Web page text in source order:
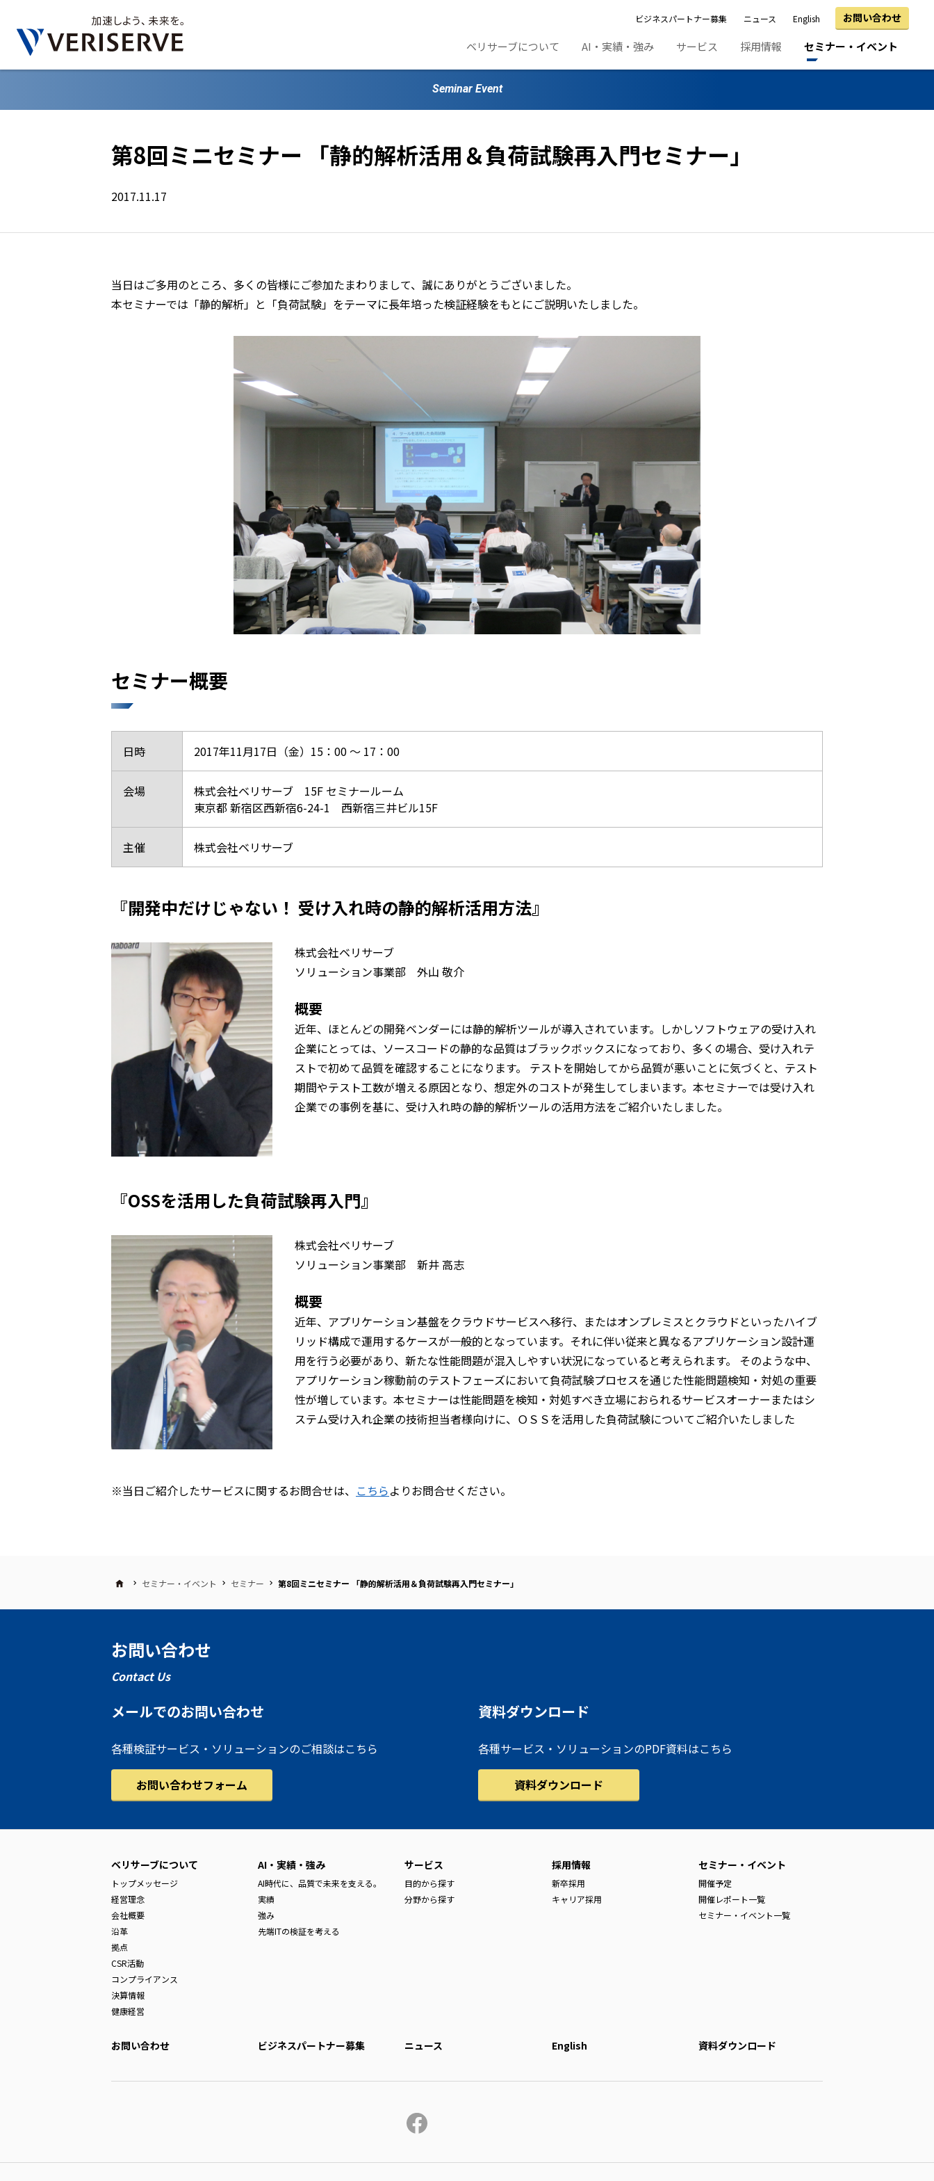
お問い合わせ
ベリサーブについて AI・実績・強み サービス 採用情報 セミナー・イベント
ビジネスパートナー募集 ニュース English
Seminar Event
第8回ミニセミナー 「静的解析活用＆負荷試験再入門セミナー」
2017.11.17
当日はご多用のところ、多くの皆様にご参加たまわりまして、誠にありがとうございました。
本セミナーでは「静的解析」と「負荷試験」をテーマに長年培った検証経験をもとにご説明いたしました。
セミナー概要
日時 2017年11月17日（金）15：00 ～ 17：00
会場
株式会社ベリサーブ 15F セミナールーム
東京都 新宿区西新宿6-24-1 西新宿三井ビル15F
主催 株式会社ベリサーブ
『開発中だけじゃない！ 受け入れ時の静的解析活用方法』
株式会社ベリサーブ
ソリューション事業部 外山 敬介
概要
近年、ほとんどの開発ベンダーには静的解析ツールが導入されています。しかしソフトウェアの受け入れ
企業にとっては、ソースコードの静的な品質はブラックボックスになっており、多くの場合、受け入れテ
ストで初めて品質を確認することになります。 テストを開始してから品質が悪いことに気づくと、テスト
期間やテスト工数が増える原因となり、想定外のコストが発生してしまいます。本セミナーでは受け入れ
企業での事例を基に、受け入れ時の静的解析ツールの活用方法をご紹介いたしました。
『OSSを活用した負荷試験再入門』
株式会社ベリサーブ
ソリューション事業部 新井 高志
概要
近年、アプリケーション基盤をクラウドサービスへ移行、またはオンプレミスとクラウドといったハイブ
リッド構成で運用するケースが一般的となっています。それに伴い従来と異なるアプリケーション設計運
用を行う必要があり、新たな性能問題が混入しやすい状況になっていると考えられます。 そのような中、
アプリケーション稼動前のテストフェーズにおいて負荷試験プロセスを通じた性能問題検知・対処の重要
性が増しています。本セミナーは性能問題を検知・対処すべき立場におられるサービスオーナーまたはシ
ステム受け入れ企業の技術担当者様向けに、ＯＳＳを活用した負荷試験についてご紹介いたしました
※当日ご紹介したサービスに関するお問合せは、 こちらよりお問合せください。
セミナー・イベント セミナー 第8回ミニセミナー 「静的解析活用＆負荷試験再入門セミナー」
お問い合わせ
Contact Us
メールでのお問い合わせ
各種検証サービス・ソリューションのご相談はこちら
お問い合わせフォーム
資料ダウンロード
各種サービス・ソリューションのPDF資料はこちら
資料ダウンロード
ベリサーブについて
トップメッセージ
経営理念
会社概要
沿革
拠点
CSR活動
コンプライアンス
決算情報
健康経営
AI・実績・強み
AI時代に、品質で未来を支える。
実績
強み
先端ITの検証を考える
サービス
目的から探す
分野から探す
採用情報
新卒採用
キャリア採用
セミナー・イベント
開催予定
開催レポート一覧
セミナー・イベント一覧
お問い合わせ ビジネスパートナー募集 ニュース English 資料ダウンロード